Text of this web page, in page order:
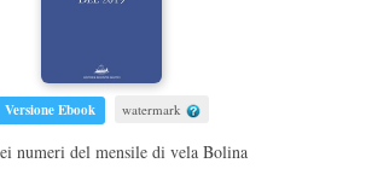
Versione Ebook watermark
numeri del mensile di vela Bolina